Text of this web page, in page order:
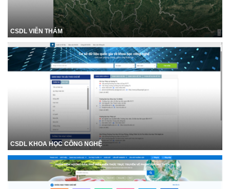
CSDL VIỄN THÁM
CSDL KHOA HỌC CÔNG NGHỆ